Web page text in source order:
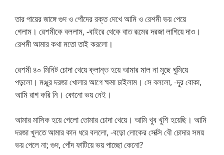
তার পায়ের জাঙ্গে গুদ ও পোঁদের রক্ত দেখে আমি ও রেশমী ভয় পেয়ে
গেলাম। রেশমীকে বললাম, -বাইরে থেকে বাত রূমের দরজা লাগিয়ে দাও।
রেশমী আমার কথা মতো তাই করলো।
রেশমী ৪০ মিনিট চোদা খেয়ে ক্লান্ত হয়ে আমার মাল না মুছে ঘুমিয়ে
পড়লো। মঞ্জুর দরজা খোলার আগে ক্ষমা চাইলাম। সে বললো, -দূর বোকা,
আমি রাগ করি নি। কোনো ভয় নেই।
আমার মাসিক হয়ে গেলো তোমার চোদা খেয়ে। আমি খুব খুশি হয়েছি। আমি
দরজা খুলতে আমার কান ধরে বললো, -বড়ো লোকের সেক্সি বৌ চোদার সময়
ভয় পেলে না; গুদ, পোঁদ ফাটিয়ে ভয় পাচ্ছো কেনো?